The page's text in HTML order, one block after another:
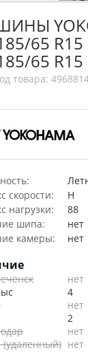
65 R15
65 R15
товара:
скорости:
H
нагрузки:
88
шипа:
нет
камеры:
нет
нет
4
нет
2
нет
(удаленный) нет